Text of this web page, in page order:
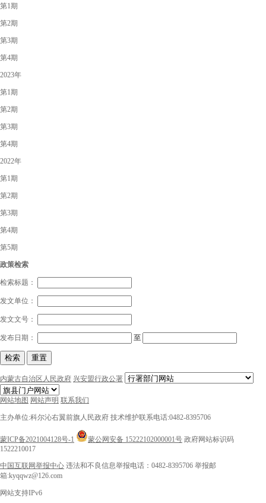
第1期
第2期
第3期
第4期
2023年
第1期
第2期
第3期
第4期
2022年
第1期
第2期
第3期
第4期
第5期
政策检索
检索标题：
发文单位：
发文文号：
发布日期： 至
检索 重置
内蒙古自治区人民政府 兴安盟行政公署
网站地图 网站声明 联系我们
主办单位:科尔沁右翼前旗人民政府 技术维护联系电话:0482-8395706
蒙ICP备2021004128号-1 蒙公网安备 15222102000001号 政府网站标识码
1522210017
中国互联网举报中心 违法和不良信息举报电话：0482-8395706 举报邮
箱:kyqqwz@126.com
网站支持IPv6